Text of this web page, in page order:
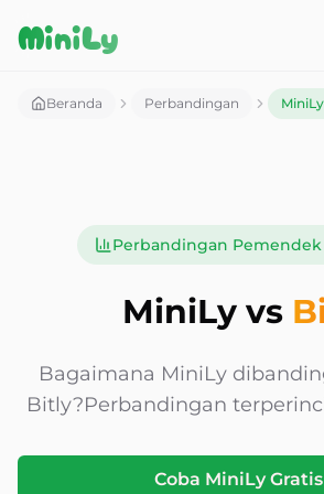
MiniLy
Beranda Perbandingan
Perbandingan Pemendek
MiniLy vs
Bagaimana MiniLy
Bitly?Perbandingan
Coba MiniLy Gratis